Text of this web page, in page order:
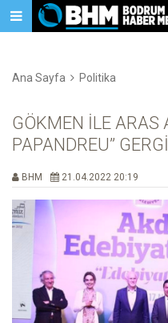
Ana Sayfa Politika
GÖKMEN İLE ARAS
PAPANDREU”
BHM 21.04.2022 20:19